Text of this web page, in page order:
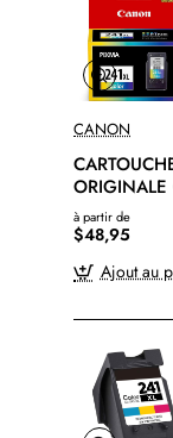
CANON
ORIGINALE
à partir de
$48,95
Ajout au